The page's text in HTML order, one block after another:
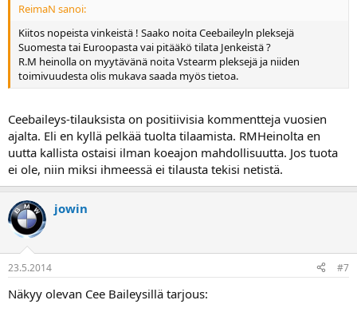
ReimaN sanoi:
Kiitos nopeista vinkeistä ! Saako noita Ceebaileyln pleksejä
Suomesta tai Euroopasta vai pitääkö tilata Jenkeistä ?
R.M heinolla on myytävänä noita Vstearm pleksejä ja niiden
toimivuudesta olis mukava saada myös tietoa.
Ceebaileys-tilauksista on positiivisia kommentteja vuosien
ajalta. Eli en kyllä pelkää tuolta tilaamista. RMHeinolta en
uutta kallista ostaisi ilman koeajon mahdollisuutta. Jos tuota
ei ole, niin miksi ihmeessä ei tilausta tekisi netistä.
jowin
23.5.2014 #7
Näkyy olevan Cee Baileysillä tarjous: